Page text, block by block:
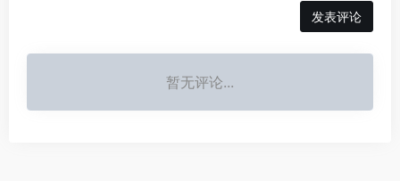
发表评论
暂无评论...